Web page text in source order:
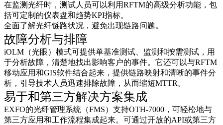
在监测光纤时，测试人员可以利用RFTM的高级分析功能，包
括可定制的仪表盘和趋势KPI指标。
全面了解光纤链路状况，避免出现链路问题。
故障分析与排障
iOLM（光眼）模式可提供单基准测试、监测和按需测试，用
于分析故障，清楚地找出影响客户的事件。它还可以与RFTM
移动应用和GIS软件结合起来，提供链路映射和清晰的事件分
析，引导技术人员迅速排除故障，从而缩短MTTR。
易于和第三方解决方案集成
EXFO的光纤管理系统（FMS）支持OTH-7000，可轻松地与
第三方应用和工作流程集成起来。可通过开放的API或第三方